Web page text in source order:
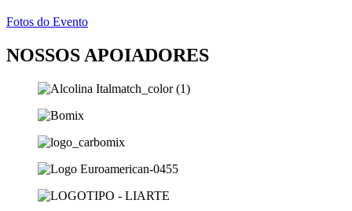
Fotos do Evento
NOSSOS APOIADORES